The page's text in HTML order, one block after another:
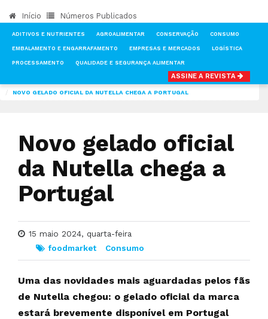
Início Números Publicados
ADITIVOS E NUTRIENTES AGROALIMENTAR CONSERVAÇÃO CONSUMO
EMBALAMENTO E ENGARRAFAMENTO EMPRESAS E MERCADOS LOGÍSTICA
PROCESSAMENTO QUALIDADE E SEGURANÇA ALIMENTAR
ASSINE A REVISTA
NOVO GELADO OFICIAL DA NUTELLA CHEGA A PORTUGAL
Novo gelado oficial
da Nutella chega a
Portugal
15 maio 2024, quarta-feira
foodmarket
Consumo
Uma das novidades mais aguardadas pelos fãs
de Nutella chegou: o gelado oficial da marca
estará brevemente disponível em Portugal